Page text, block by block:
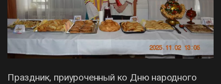
Праздник, приуроченный ко Дню народного